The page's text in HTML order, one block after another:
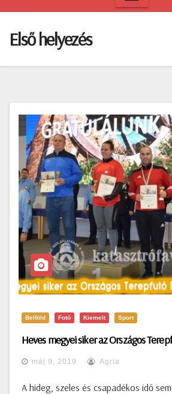
Első helyezés
Belföld Fotó Kiemelt Sport
Heves megyei siker az Országos
máj 9, 2019 Agria
A hideg, szeles és csapadékos idő